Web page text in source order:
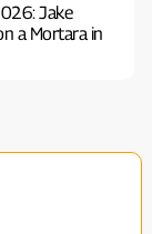
Jake
a Mortara in